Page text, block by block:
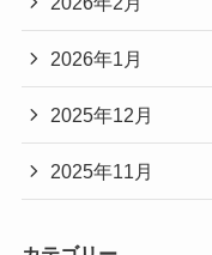
2026年1月
2025年12月
2025年11月